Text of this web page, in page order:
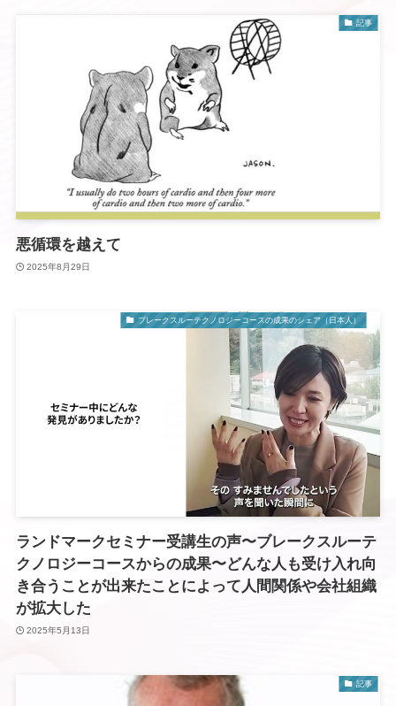
記事
悪循環を越えて
2025年8月29日
ブレークスルーテクノロジーコースの成果のシェア（日本人）
ランドマークセミナー受講生の声〜ブレークスルーテ
クノロジーコースからの成果〜どんな人も受け入れ向
き合うことが出来たことによって人間関係や会社組織
が拡大した
2025年5月13日
記事